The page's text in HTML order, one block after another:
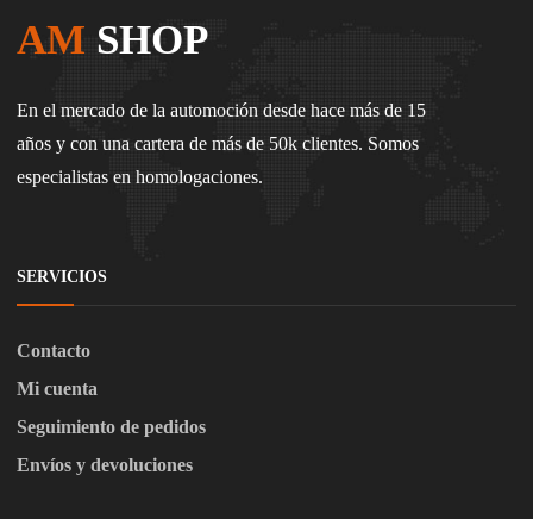
AM SHOP
En el mercado de la automoción desde hace más de 15
años y con una cartera de más de 50k clientes. Somos
especialistas en homologaciones.
SERVICIOS
Contacto
Mi cuenta
Seguimiento de pedidos
Envíos y devoluciones